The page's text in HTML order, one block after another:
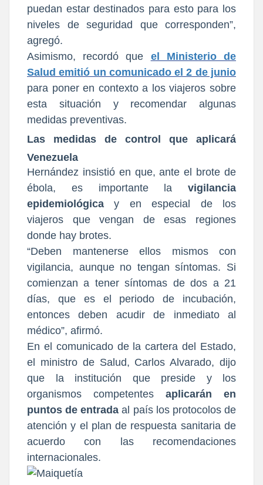
puedan estar destinados para esto para los
niveles de seguridad que corresponden”,
agregó.
Asimismo, recordó que
el Ministerio de
Salud emitió un comunicado el 2 de junio
para poner en contexto a los viajeros sobre
esta situación y recomendar algunas
medidas preventivas.
Las medidas de control que aplicará
Venezuela
Hernández insistió en que, ante el brote de
ébola, es importante la
vigilancia
epidemiológica
y en especial de los
viajeros que vengan de esas regiones
donde hay brotes.
“Deben mantenerse ellos mismos con
vigilancia, aunque no tengan síntomas. Si
comienzan a tener síntomas de dos a 21
días, que es el periodo de incubación,
entonces deben acudir de inmediato al
médico”, afirmó.
En el comunicado de la cartera del Estado,
el ministro de Salud, Carlos Alvarado, dijo
que la institución que preside y los
organismos competentes
aplicarán en
puntos de entrada al país los protocolos de
atención y el plan de respuesta sanitaria de
acuerdo con las recomendaciones
internacionales.